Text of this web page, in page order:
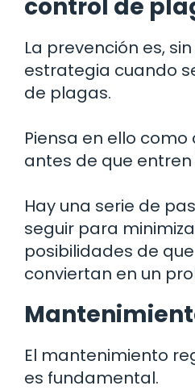
control de
La prevención es,
estrategia cuando
de plagas.
Piensa en ello
antes de que entren
Hay una serie de
seguir para
posibilidades de
conviertan en un
El mantenimiento
es fundamental.